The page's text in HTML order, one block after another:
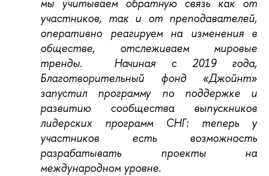
мы учитываем обратную связь как от
участников, так и от преподавателей,
оперативно реагируем на изменения в
обществе, отслеживаем мировые
тренды. Начиная с 2019 года,
Благотворительный фонд «Джойнт»
запустил программу по поддержке и
развитию сообщества выпускников
лидерских программ СНГ: теперь у
участников есть возможность
разрабатывать проекты на
международном уровне.